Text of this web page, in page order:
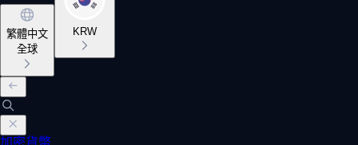
繁體中文
全球
KRW